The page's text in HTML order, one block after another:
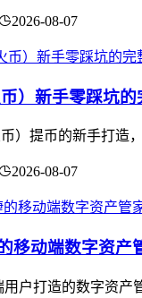
2026-08-07
）新手零踩坑的
）提币的新手打造
2026-08-07
移动端数字资产
用户打造的数字资